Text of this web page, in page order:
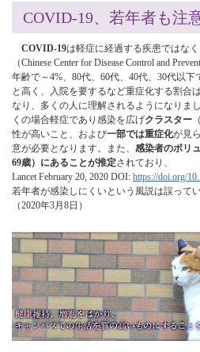
COVID-19、若年者も注
COVID-19は軽症に経過する疾患ではな
（Chinese Center for Disease Control and
年齢で～4%、80代、60代、40代、30代以下
と高く、入院を要するなど重症化する割合
なり、多くの人に理解されるようになりま
くの場合軽症であり感染を広げクラスター
性が高いこと、および一部では重症化が見
意が必要となります。また、 感染者のボリ
69歳）にあることが推定されており、
Lancet February 20, 2020 DOI: https://doi.org/
若年者が感染しにくいという風説は誤って
（2020年3月8日）